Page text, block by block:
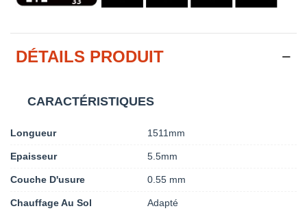
DÉTAILS PRODUIT
CARACTÉRISTIQUES
Longueur 1511mm
Epaisseur 5.5mm
Couche D'usure 0.55 mm
Chauffage Au Sol Adapté